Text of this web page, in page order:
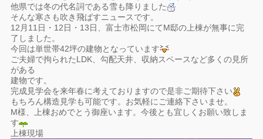
他県では冬の代名詞である雪も降りました
そんな寒さも吹き飛ばすニュースです。
12月11日・12日・13日、富士市松岡にてM邸の上棟が無事に完
了しました。
今回は単世帯42坪の建物となっています
ご夫婦で拘られたLDK、勾配天井、収納スペースなど多くの見所
がある
建物です。
完成見学会を来年春に考えておりますので是非ご期待下さい
もちろん構造見学も可能です。お気軽にご連絡下さいませ。
M様、上棟おめでとう御座います。今後とも宜しくお願い致しま
す
上棟現場